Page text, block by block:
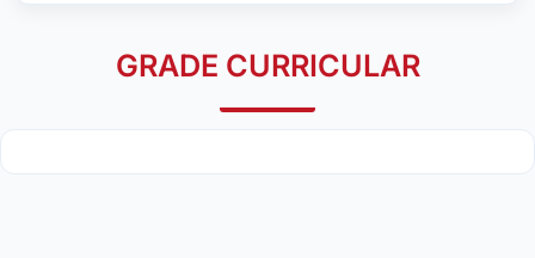
GRADE CURRICULAR